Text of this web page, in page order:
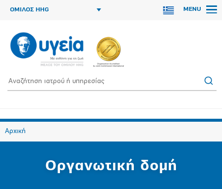
ΟΜΙΛΟΣ HHG MENU
Αρχική
Οργανωτική δομή